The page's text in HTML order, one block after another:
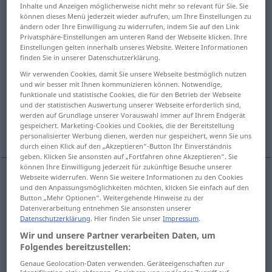
Übersicht aller Übersetzungen
(Für mehr Details die Übersetzung anklicken/antippen)
Tablette, Pastille Täfelchen, Tafel
Schreibtafel Notizblock
Stück, Tafel Kappenstein Tabelle
Tablettef tablet MED
Pastillef tablet MED
Täfelchenn tabletslab
Inhalte und Anzeigen möglicherweise nicht mehr so relevant für Sie. Sie
können dieses Menü jederzeit wieder aufrufen, um Ihre Einstellungen zu
ändern oder Ihre Einwilligung zu widerrufen, indem Sie auf den Link
Privatsphäre-Einstellungen am unteren Rand der Webseite klicken. Ihre
Einstellungen gelten innerhalb unseres Website. Weitere Informationen
finden Sie in unserer Datenschutzerklärung.
Wir verwenden Cookies, damit Sie unsere Webseite bestmöglich nutzen
und wir besser mit Ihnen kommunizieren können. Notwendige,
funktionale und statistische Cookies, die für den Betrieb der Webseite
und der statistischen Auswertung unserer Webseite erforderlich sind,
werden auf Grundlage unserer Vorauswahl immer auf Ihrem Endgerät
gespeichert. Marketing-Cookies und Cookies, die der Bereitstellung
personalisierter Werbung dienen, werden nur gespeichert, wenn Sie uns
durch einen Klick auf den „Akzeptieren“-Button Ihr Einverständnis
geben. Klicken Sie ansonsten auf „Fortfahren ohne Akzeptieren“. Sie
können Ihre Einwilligung jederzeit für zukünftige Besuche unserer
Webseite widerrufen. Wenn Sie weitere Informationen zu den Cookies
und den Anpassungsmöglichkeiten möchten, klicken Sie einfach auf den
Button „Mehr Optionen“. Weitergehende Hinweise zu der
Datenverarbeitung entnehmen Sie ansonsten unserer
Datenschutzerklärung. Hier finden Sie unserImpressum.
Wir und unsere Partner verarbeiten Daten, um
Folgendes bereitzustellen:
Genaue Geolocation-Daten verwenden. Geräteeigenschaften zur